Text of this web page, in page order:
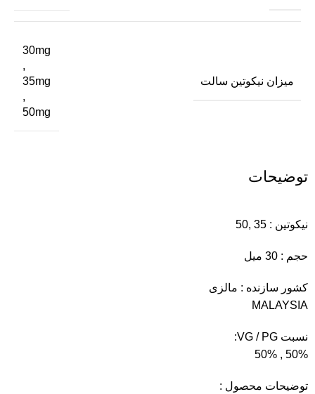
توضیحات
نیکوتین : 35 ,50
حجم : 30 میل
کشور سازنده : مالزی
MALAYSIA
نسبت VG / PG:
50% , 50%
توضیحات محصول :
میزان نیکوتین سالت
30mg
,
35mg
,
50mg